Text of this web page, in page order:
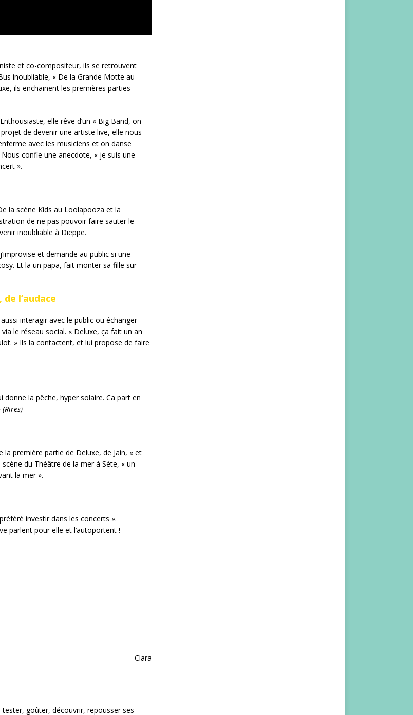
et co-compositeur, ils se retrouvent
inoubliable, « De la Grande Motte au
ils enchainent les premières parties
elle rêve d’un « Big Band, on
de devenir une artiste live, elle nous
avec les musiciens et on danse
confie une anecdote, « je suis une
».
la scène Kids au Loolapooza et la
de ne pas pouvoir faire sauter le
inoubliable à Dieppe.
et demande au public si une
Et la un papa, fait monter sa fille sur
l’audace
interagir avec le public ou échanger
le réseau social. « Deluxe, ça fait un an
» Ils la contactent, et lui propose de faire
donne la pêche, hyper solaire. Ca part en
(Rires)
première partie de Deluxe, de Jain, « et
du Théâtre de la mer à Sète, « un
la mer ».
investir dans les concerts ».
parlent pour elle et l’autoportent !
Clara
goûter, découvrir, repousser ses